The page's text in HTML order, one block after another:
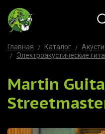
Главная Каталог
Электроакустические
Martin